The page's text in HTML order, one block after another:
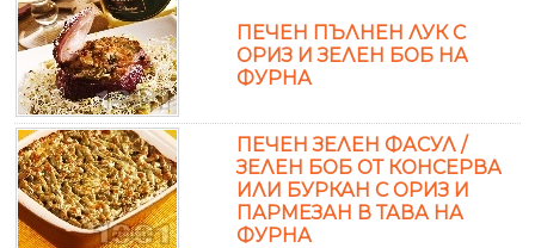
ПЕЧЕН ПЪЛНЕН ЛУК С
ОРИЗ И ЗЕЛЕН БОБ НА
ФУРНА
ПЕЧЕН ЗЕЛЕН ФАСУЛ /
ЗЕЛЕН БОБ ОТ КОНСЕРВА
ИЛИ БУРКАН С ОРИЗ И
ПАРМЕЗАН В ТАВА НА
ФУРНА